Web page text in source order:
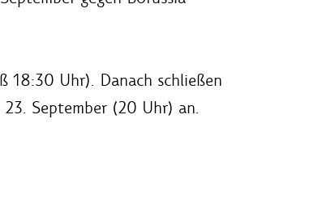
18:30 Uhr). Danach schließen
September (20 Uhr) an.